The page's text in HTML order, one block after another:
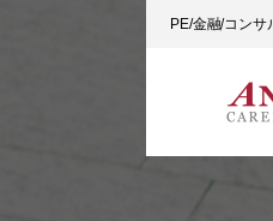
PE/金融/コン